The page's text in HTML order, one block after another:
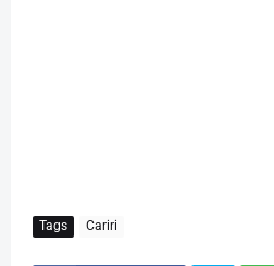
Tags Cariri